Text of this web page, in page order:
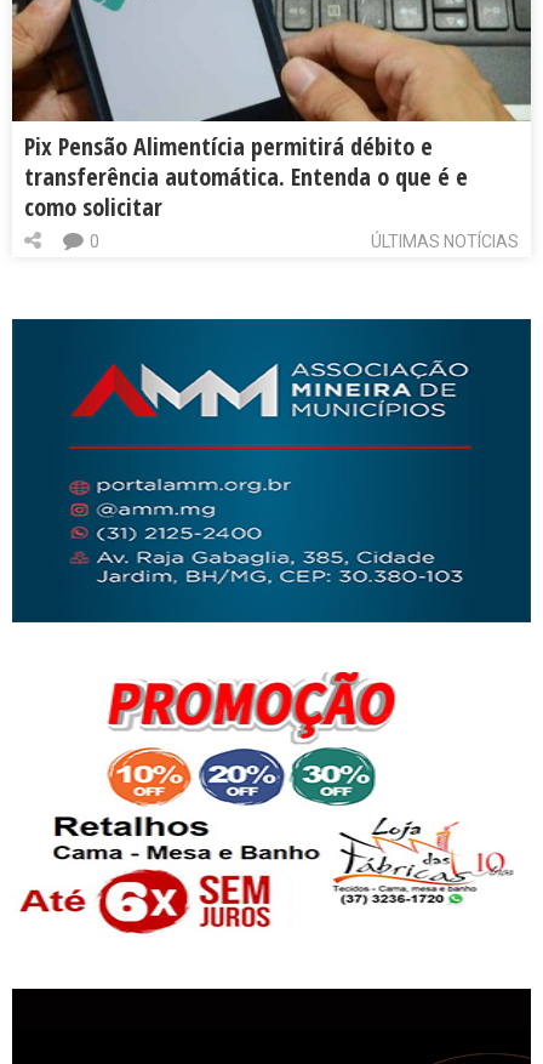
Pix Pensão Alimentícia permitirá débito e
transferência automática. Entenda o que é e
como solicitar
ÚLTIMAS NOTÍCIAS
0